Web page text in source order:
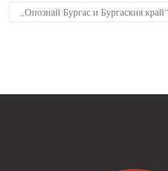
„Опознай Бургас и Бургаския край“